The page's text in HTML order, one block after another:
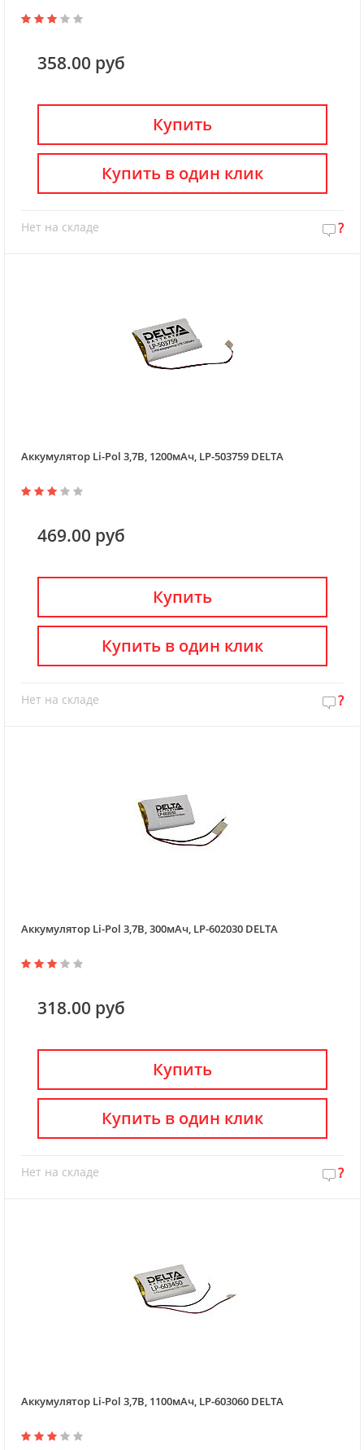
358.00 руб
Купить
Нет на складе ?
Купить в один клик
Аккумулятор Li-Pol 3,7В, 1200мАч, LP-503759 DELTA
469.00 руб
Купить
Нет на складе ?
Купить в один клик
Аккумулятор Li-Pol 3,7В, 300мАч, LP-602030 DELTA
318.00 руб
Купить
Нет на складе ?
Купить в один клик
Аккумулятор Li-Pol 3,7В, 1100мАч, LP-603060 DELTA